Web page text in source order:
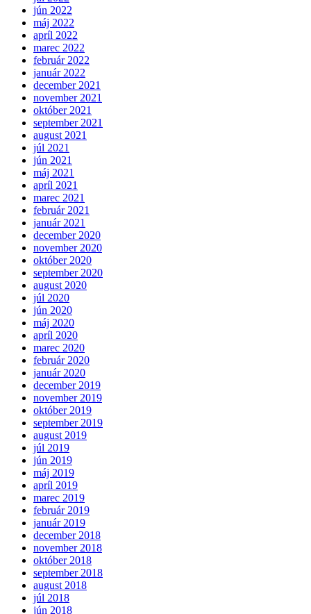
jún 2022
máj 2022
apríl 2022
marec 2022
február 2022
január 2022
december 2021
november 2021
október 2021
september 2021
august 2021
júl 2021
jún 2021
máj 2021
apríl 2021
marec 2021
február 2021
január 2021
december 2020
november 2020
október 2020
september 2020
august 2020
júl 2020
jún 2020
máj 2020
apríl 2020
marec 2020
február 2020
január 2020
december 2019
november 2019
október 2019
september 2019
august 2019
júl 2019
jún 2019
máj 2019
apríl 2019
marec 2019
február 2019
január 2019
december 2018
november 2018
október 2018
september 2018
august 2018
júl 2018
jún 2018